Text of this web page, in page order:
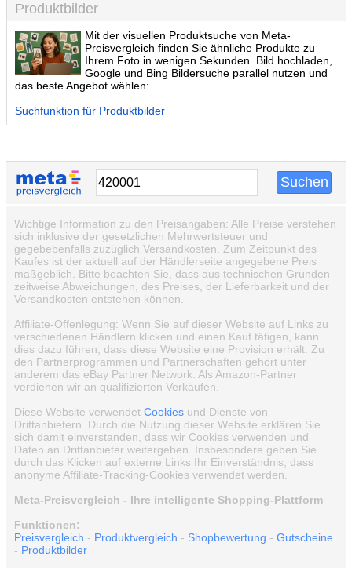
Produktbilder
Mit der visuellen Produktsuche von Meta-
Preisvergleich finden Sie ähnliche Produkte zu
Ihrem Foto in wenigen Sekunden. Bild hochladen,
Google und Bing Bildersuche parallel nutzen und
das beste Angebot wählen:
Suchfunktion für Produktbilder
Wichtige Information zu den Preisangaben: Alle Preise verstehen
sich inklusive der gesetzlichen Mehrwertsteuer und
gegebebenfalls zuzüglich Versandkosten. Zum Zeitpunkt des
Kaufes ist der aktuell auf der Händlerseite angegebene Preis
maßgeblich. Bitte beachten Sie, dass aus technischen Gründen
zeitweise Abweichungen, des Preises, der Lieferbarkeit und der
Versandkosten entstehen können.
Affiliate-Offenlegung: Wenn Sie auf dieser Website auf Links zu
verschiedenen Händlern klicken und einen Kauf tätigen, kann
dies dazu führen, dass diese Website eine Provision erhält. Zu
den Partnerprogrammen und Partnerschaften gehört unter
anderem das eBay Partner Network. Als Amazon-Partner
verdienen wir an qualifizierten Verkäufen.
Diese Website verwendet Cookies und Dienste von
Drittanbietern. Durch die Nutzung dieser Website erklären Sie
sich damit einverstanden, dass wir Cookies verwenden und
Daten an Drittanbieter weitergeben. Insbesondere geben Sie
durch das Klicken auf externe Links Ihr Einverständnis, dass
anonyme Affiliate-Tracking-Cookies verwendet werden.
Meta-Preisvergleich - Ihre intelligente Shopping-Plattform
Funktionen:
Preisvergleich - Produktvergleich - Shopbewertung - Gutscheine
- Produktbilder